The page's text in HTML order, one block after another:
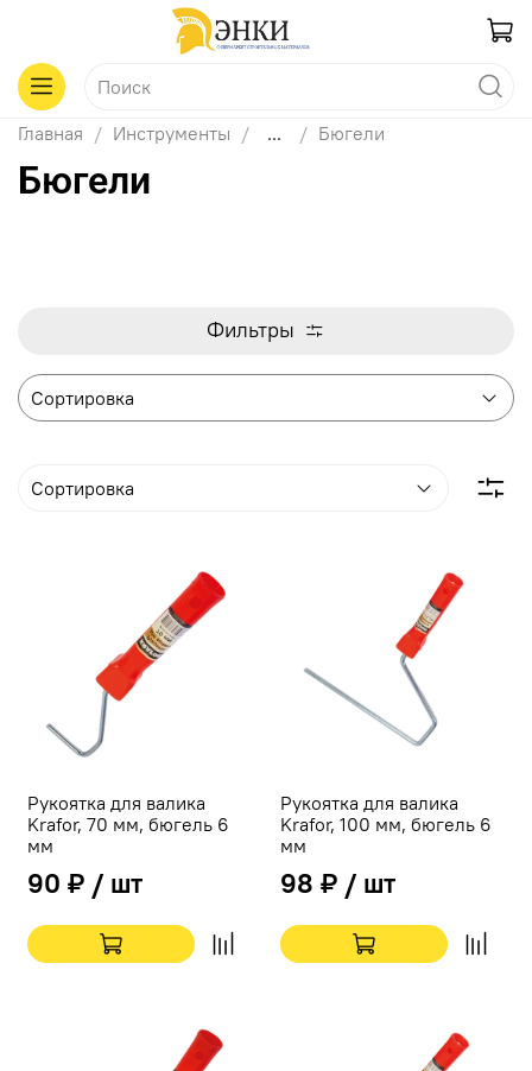
Главная Инструменты ... Бюгели
Бюгели
Фильтры
Рукоятка для валика
Krafor, 70 мм, бюгель 6
мм
90 ₽ / шт
Рукоятка для валика
Krafor, 100 мм, бюгель 6
мм
98 ₽ / шт